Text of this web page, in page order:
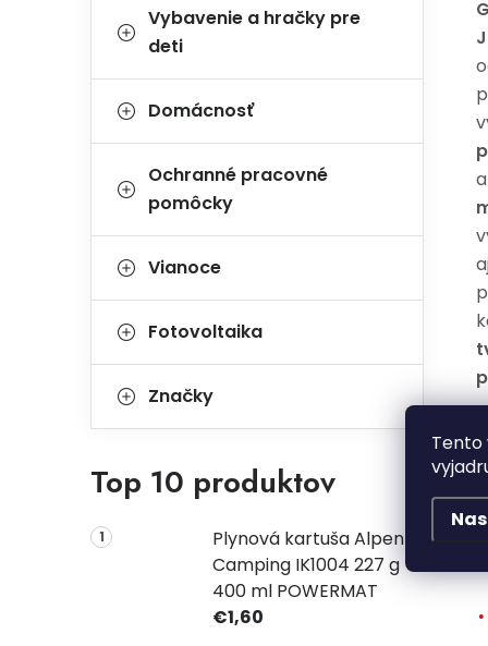
Tento
Vybavenie a hračky pre
deti
Domácnosť
Ochranné pracovné
pomôcky
Vianoce
Fotovoltaika
Značky
Top 10 produktov
Plynová kartuša Alpen
Camping IK1004 227 g
400 ml POWERMAT
€1,60